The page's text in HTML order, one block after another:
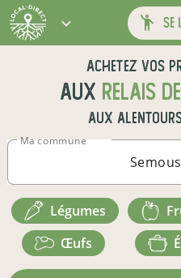
se
Achetez vos
aux relais
aux
Ma commune
légumes
œufs